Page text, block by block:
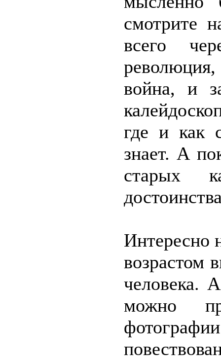
смотрите
всего
война, и
где и как
знает. А
старых
Интересно
возрастом
человека.
можно